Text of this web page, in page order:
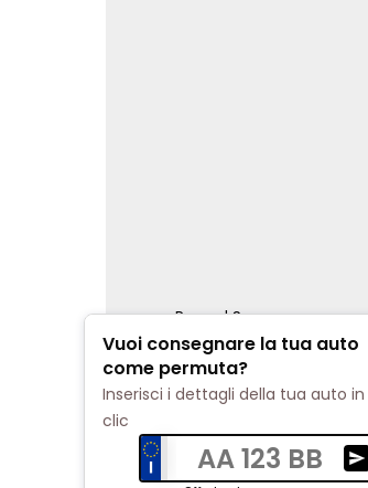
Renord S.p.a.
REA Milano 810796 |
Cookie Policy
Privacy Policy
Impostazioni di
Vuoi consegnare la tua auto
come permuta?
Inserisci i dettagli della tua auto
clic
AA 123 BB